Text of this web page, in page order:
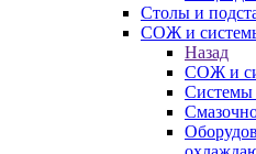
Столы и
СОЖ и
Назад
СОЖ и